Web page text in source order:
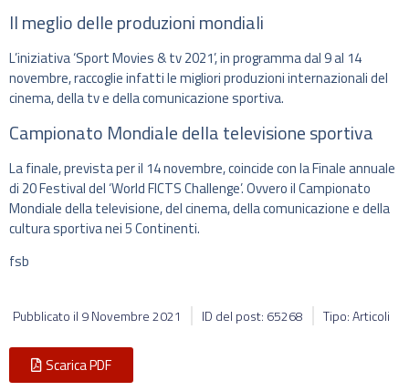
Il meglio delle produzioni mondiali
L’iniziativa ‘Sport Movies & tv 2021’, in programma dal 9 al 14
novembre, raccoglie infatti le migliori produzioni internazionali del
cinema, della tv e della comunicazione sportiva.
Campionato Mondiale della televisione sportiva
La finale, prevista per il 14 novembre, coincide con la Finale annuale
di 20 Festival del ‘World FICTS Challenge’. Ovvero il Campionato
Mondiale della televisione, del cinema, della comunicazione e della
cultura sportiva nei 5 Continenti.
fsb
Pubblicato il 9 Novembre 2021 ID del post: 65268 Tipo: Articoli
Scarica PDF